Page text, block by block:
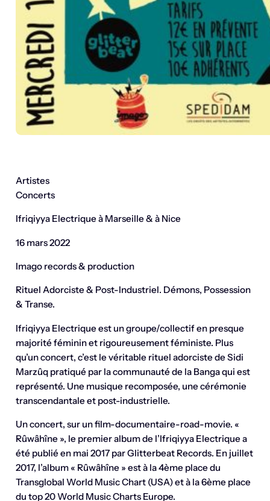
Artistes
Concerts
Ifriqiyya Electrique à Marseille & à Nice
16 mars 2022
Imago records & production
Rituel Adorciste & Post-Industriel. Démons, Possession
& Transe.
Ifriqiyya Electrique est un groupe/collectif en presque
majorité féminin et rigoureusement féministe. Plus
qu’un concert, c’est le véritable rituel adorciste de Sidi
Marzûq pratiqué par la communauté de la Banga qui est
représenté. Une musique recomposée, une cérémonie
transcendantale et post-industrielle.
Un concert, sur un film-documentaire-road-movie. «
Rûwâhîne », le premier album de l’Ifriqiyya Electrique a
été publié en mai 2017 par Glitterbeat Records. En juillet
2017, l’album « Rûwâhîne » est à la 4ème place du
Transglobal World Music Chart (USA) et à la 6ème place
du top 20 World Music Charts Europe.